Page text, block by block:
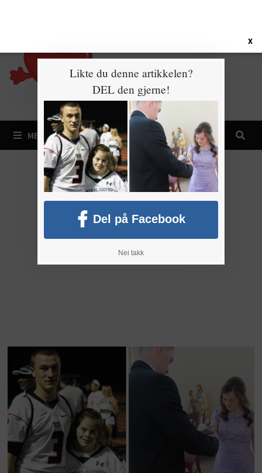
MENY
X
Likte du denne artikkelen?
DEL den gjerne!
Del på Facebook
Nei takk